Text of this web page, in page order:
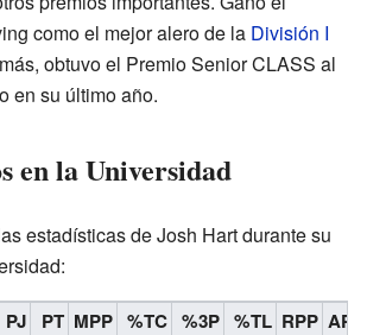
como el mejor alero de la División I
obtuvo el Premio Senior CLASS al
en su último año.
en la Universidad
estadísticas de Josh Hart durante su
PJ PT MPP %TC %3P %TL RPP APP